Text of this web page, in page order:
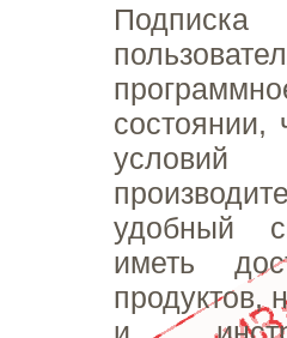
состоянии,
удобный
иметь
продуктов,